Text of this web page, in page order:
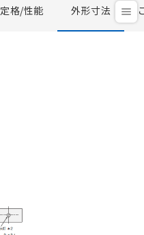
定格/性能 外形寸法